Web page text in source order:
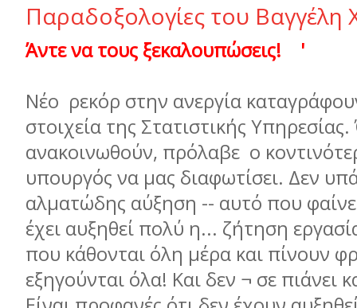
Παραδοξολογίες του Βαγγέλη
Άντε να τους ξεκαλουπώσεις! '
Νέο ρεκόρ στην ανεργία
στοιχεία της Στατιστικής
ανακοινωθούν, πρόλαβε ο
υπουργός να μας διαφωτίσει. Δεν
αλματώδης αύξηση -- αυτό που
έχει αυξηθεί πολύ η... ζήτηση
που κάθονται όλη μέρα και πίνουν
εξηγούνται όλα! Και δεν ¬ σε πιάνει